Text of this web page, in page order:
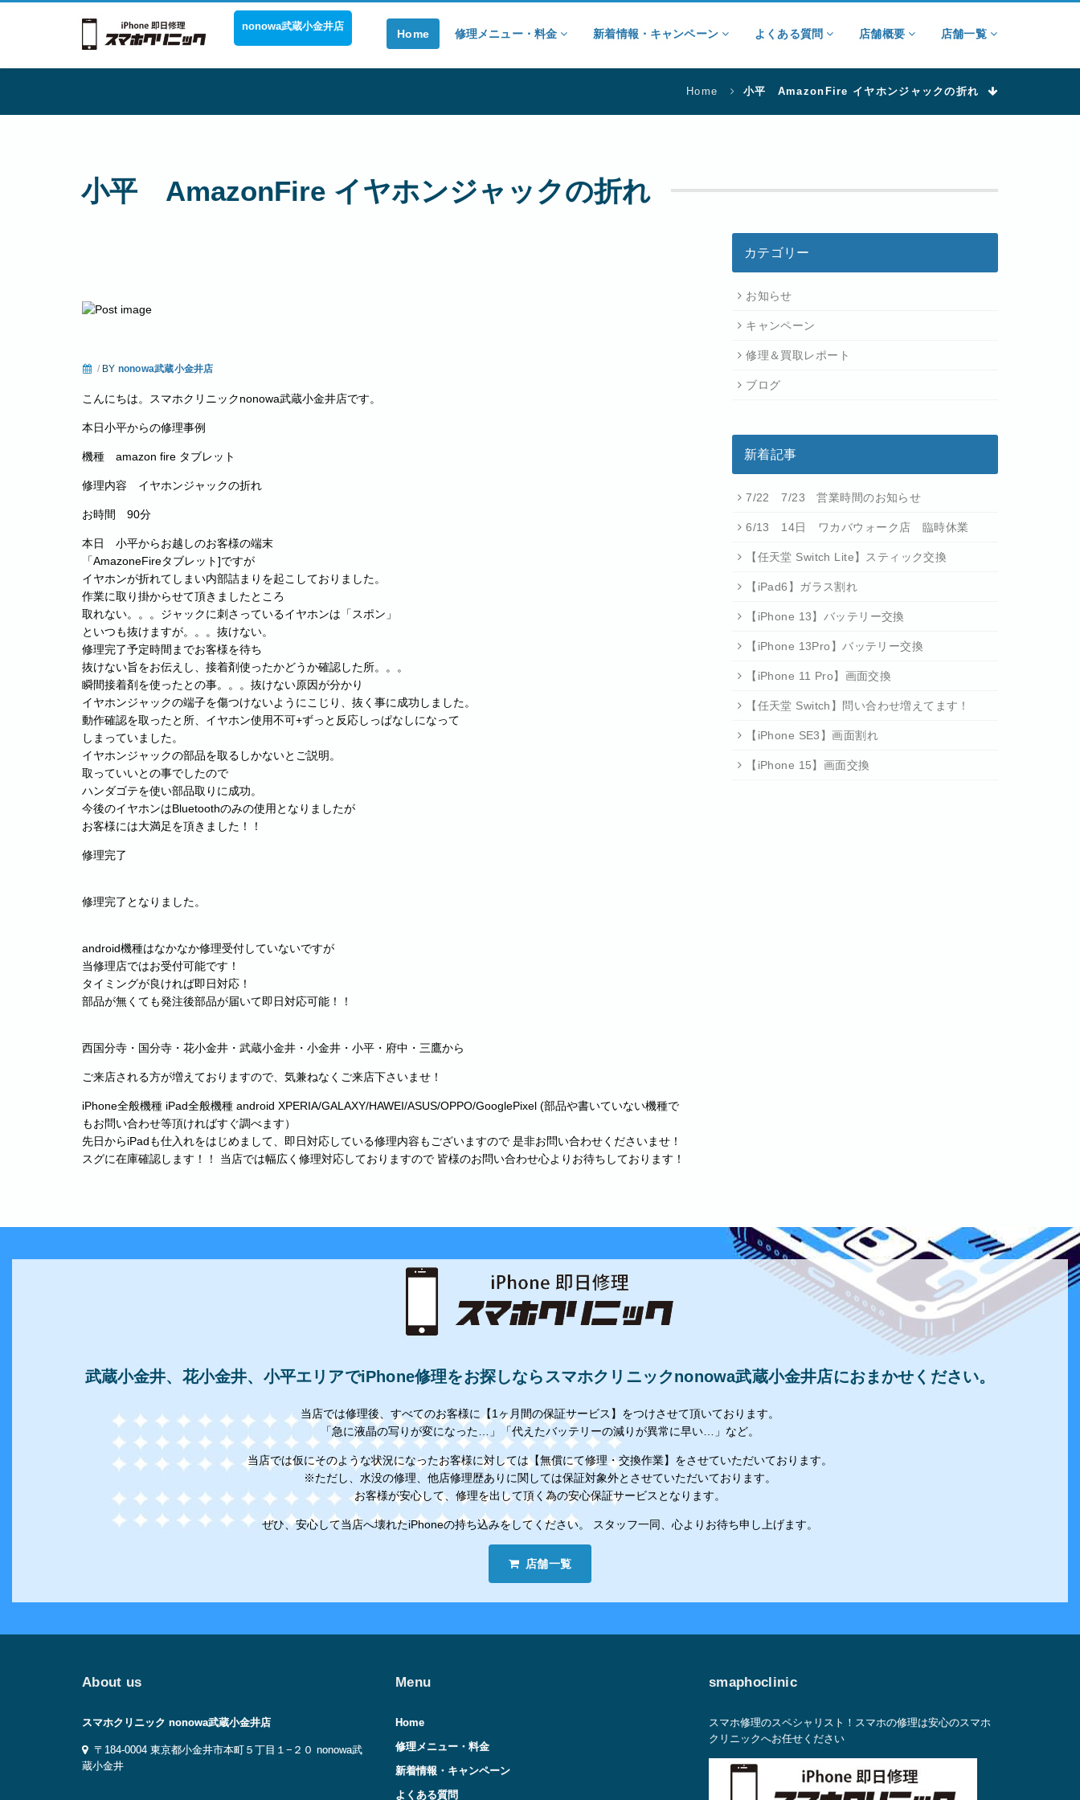
nonowa武蔵小金井店
Home 修理メニュー・料金 新着情報・キャンペーン よくある質問 店舗概要 店舗一覧
Home 小平 AmazonFire イヤホンジャックの折れ
小平 AmazonFire イヤホンジャックの折れ
/BY nonowa武蔵小金井店
こんにちは。スマホクリニックnonowa武蔵小金井店です。
本日小平からの修理事例
機種 amazon fire タブレット
修理内容 イヤホンジャックの折れ
お時間 90分
本日 小平からお越しのお客様の端末
「AmazoneFireタブレット]ですが
イヤホンが折れてしまい内部詰まりを起こしておりました。
作業に取り掛からせて頂きましたところ
取れない。。。ジャックに刺さっているイヤホンは「スポン」
といつも抜けますが。。。抜けない。
修理完了予定時間までお客様を待ち
抜けない旨をお伝えし、接着剤使ったかどうか確認した所。。。
瞬間接着剤を使ったとの事。。。抜けない原因が分かり
イヤホンジャックの端子を傷つけないようにこじり、抜く事に成功しました。
動作確認を取ったと所、イヤホン使用不可+ずっと反応しっぱなしになって
しまっていました。
イヤホンジャックの部品を取るしかないとご説明。
取っていいとの事でしたので
ハンダゴテを使い部品取りに成功。
今後のイヤホンはBluetoothのみの使用となりましたが
お客様には大満足を頂きました！！
修理完了
修理完了となりました。
android機種はなかなか修理受付していないですが
当修理店ではお受付可能です！
タイミングが良ければ即日対応！
部品が無くても発注後部品が届いて即日対応可能！！
西国分寺・国分寺・花小金井・武蔵小金井・小金井・小平・府中・三鷹から
ご来店される方が増えておりますので、気兼ねなくご来店下さいませ！
iPhone全般機種 iPad全般機種 android XPERIA/GALAXY/HAWEI/ASUS/OPPO/GooglePixel (部品や書いていない機種で
もお問い合わせ等頂ければすぐ調べます）
先日からiPadも仕入れをはじめまして、即日対応している修理内容もございますので 是非お問い合わせくださいませ！
スグに在庫確認します！！ 当店では幅広く修理対応しておりますので 皆様のお問い合わせ心よりお待ちしております！
カテゴリー
お知らせ
キャンペーン
修理＆買取レポート
ブログ
新着記事
7/22 7/23 営業時間のお知らせ
6/13 14日 ワカバウォーク店 臨時休業
【任天堂 Switch Lite】スティック交換
【iPad6】ガラス割れ
【iPhone 13】バッテリー交換
【iPhone 13Pro】バッテリー交換
【iPhone 11 Pro】画面交換
【任天堂 Switch】問い合わせ増えてます！
【iPhone SE3】画面割れ
【iPhone 15】画面交換
武蔵小金井、花小金井、小平エリアでiPhone修理をお探しならスマホクリニックnonowa武蔵小金井店におまかせください。
当店では修理後、すべてのお客様に【1ヶ月間の保証サービス】をつけさせて頂いております。
「急に液晶の写りが変になった…」「代えたバッテリーの減りが異常に早い…」など。
当店では仮にそのような状況になったお客様に対しては【無償にて修理・交換作業】をさせていただいております。
※ただし、水没の修理、他店修理歴ありに関しては保証対象外とさせていただいております。
お客様が安心して、修理を出して頂く為の安心保証サービスとなります。
ぜひ、安心して当店へ壊れたiPhoneの持ち込みをしてください。 スタッフ一同、心よりお待ち申し上げます。
店舗一覧
About us
スマホクリニック nonowa武蔵小金井店
〒184-0004 東京都小金井市本町５丁目１−２０ nonowa武
蔵小金井
Menu
Home
修理メニュー・料金
新着情報・キャンペーン
よくある質問
smaphoclinic
スマホ修理のスペシャリスト！スマホの修理は安心のスマホ
クリニックへお任せください